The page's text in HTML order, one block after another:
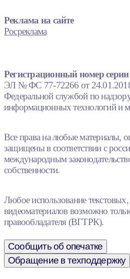
Реклама на сайте
Росреклама
Регистрационный номер серии
ЭЛ № ФС 77-72266 от
Федеральной службой по
информационных технологий и
Все права на любые материалы,
защищены в соответствии с
международным
собственности.
Любое использование
видеоматериалов возможно
правообладателя (ВГТРК).
Сообщить об опечатке
Обращение в техподдержку